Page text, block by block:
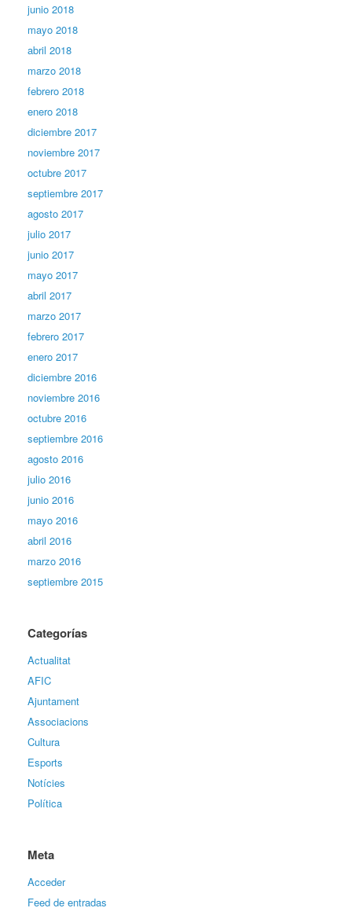
junio 2018
mayo 2018
abril 2018
marzo 2018
febrero 2018
enero 2018
diciembre 2017
noviembre 2017
octubre 2017
septiembre 2017
agosto 2017
julio 2017
junio 2017
mayo 2017
abril 2017
marzo 2017
febrero 2017
enero 2017
diciembre 2016
noviembre 2016
octubre 2016
septiembre 2016
agosto 2016
julio 2016
junio 2016
mayo 2016
abril 2016
marzo 2016
septiembre 2015
Categorías
Actualitat
AFIC
Ajuntament
Associacions
Cultura
Esports
Notícies
Política
Meta
Acceder
Feed de entradas